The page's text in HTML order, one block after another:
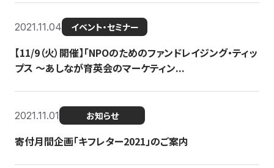
2021.11.04 イベント・セミナー
【11/9（火）開催】「NPOのためのファンドレイジング・ティッ
プス 〜あしなが育英会のマーケティン...
2021.11.01 お知らせ
寄付月間企画「キフレター2021」のご案内